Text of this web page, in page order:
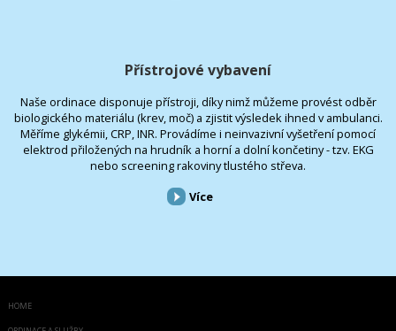
Přístrojové vybavení
Naše ordinace disponuje přístroji, díky nimž můžeme provést odběr
biologického materiálu (krev, moč) a zjistit výsledek ihned v ambulanci.
Měříme glykémii, CRP, INR. Provádíme i neinvazivní vyšetření pomocí
elektrod přiložených na hrudník a horní a dolní končetiny - tzv. EKG
nebo screening rakoviny tlustého střeva.
Více
HOME